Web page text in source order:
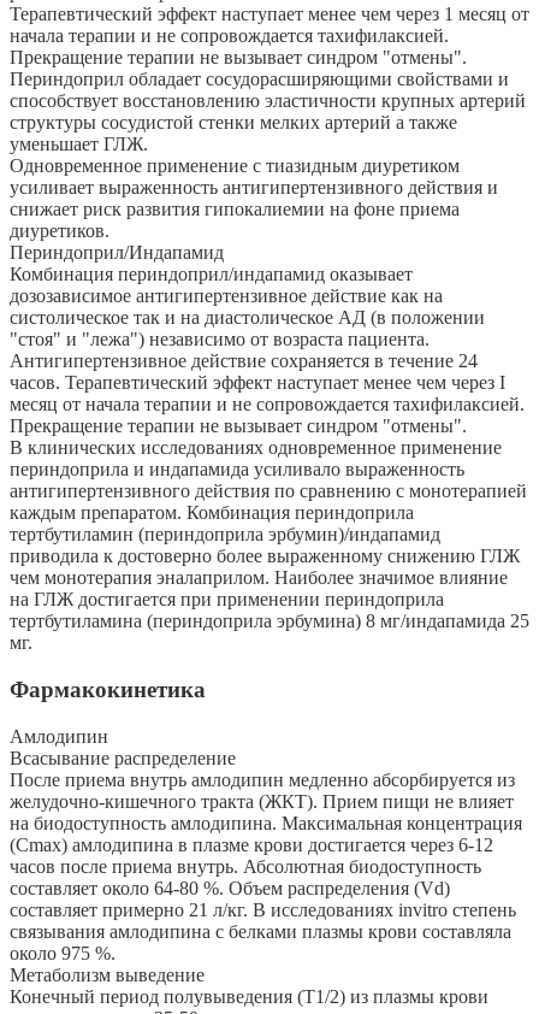
Терапевтический эффект наступает менее чем через 1 месяц от
начала терапии и не сопровождается тахифилаксией.
Прекращение терапии не вызывает синдром "отмены".
Периндоприл обладает сосудорасширяющими свойствами и
способствует восстановлению эластичности крупных артерий
структуры сосудистой стенки мелких артерий а также
уменьшает ГЛЖ.
Одновременное применение с тиазидным диуретиком
усиливает выраженность антигипертензивного действия и
снижает риск развития гипокалиемии на фоне приема
диуретиков.
Периндоприл/Индапамид
Комбинация периндоприл/индапамид оказывает
дозозависимое антигипертензивное действие как на
систолическое так и на диастолическое АД (в положении
"стоя" и "лежа") независимо от возраста пациента.
Антигипертензивное действие сохраняется в течение 24
часов. Терапевтический эффект наступает менее чем через I
месяц от начала терапии и не сопровождается тахифилаксией.
Прекращение терапии не вызывает синдром "отмены".
В клинических исследованиях одновременное применение
периндоприла и индапамида усиливало выраженность
антигипертензивного действия по сравнению с монотерапией
каждым препаратом. Комбинация периндоприла
тертбутиламин (периндоприла эрбумин)/индапамид
приводила к достоверно более выраженному снижению ГЛЖ
чем монотерапия эналаприлом. Наиболее значимое влияние
на ГЛЖ достигается при применении периндоприла
тертбутиламина (периндоприла эрбумина) 8 мг/индапамида 25
мг.
Фармакокинетика
Амлодипин
Всасывание распределение
После приема внутрь амлодипин медленно абсорбируется из
желудочно-кишечного тракта (ЖКТ). Прием пищи не влияет
на биодоступность амлодипина. Максимальная концентрация
(Сmах) амлодипина в плазме крови достигается через 6-12
часов после приема внутрь. Абсолютная биодоступность
составляет около 64-80 %. Объем распределения (Vd)
составляет примерно 21 л/кг. В исследованиях invitro степень
связывания амлодипина с белками плазмы крови составляла
около 975 %.
Метаболизм выведение
Конечный период полувыведения (Т1/2) из плазмы крови